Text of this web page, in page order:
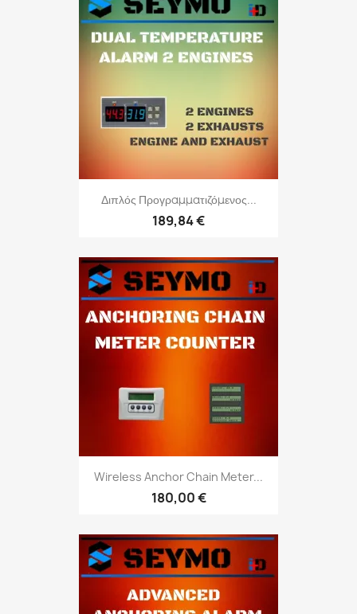
Διπλός Προγραμματιζόμενος...
189,84 €
Wireless Anchor Chain Meter...
180,00 €